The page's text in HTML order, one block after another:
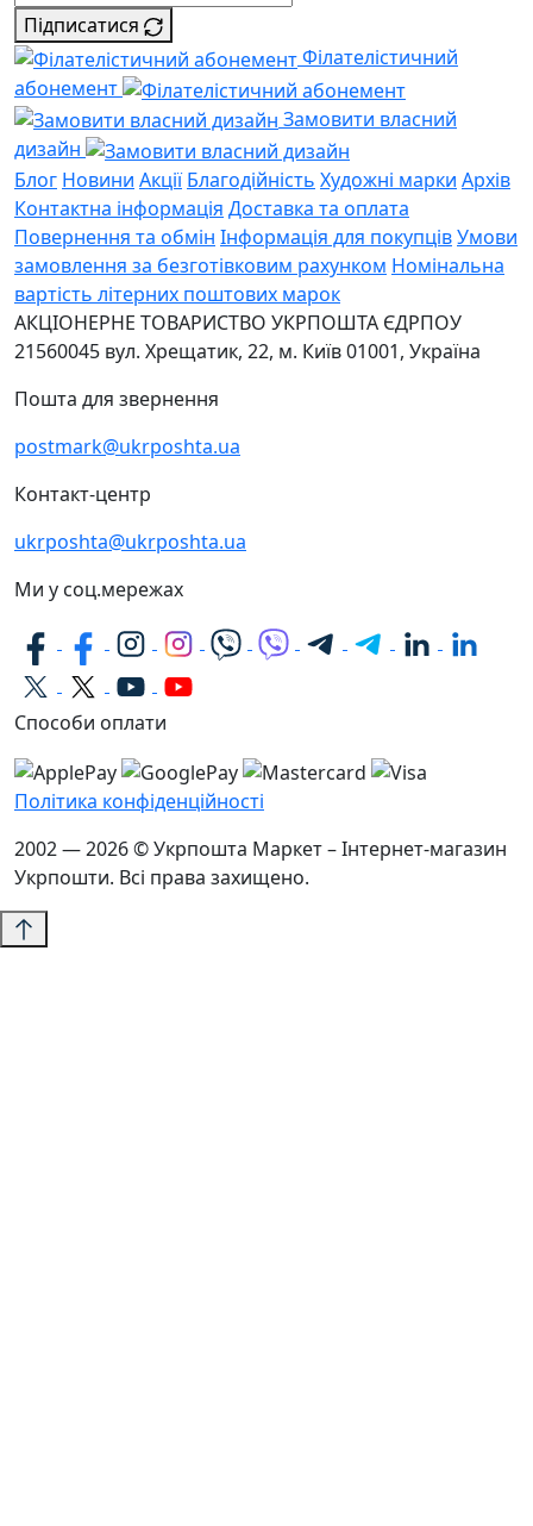
Підписатися
Філателістичний
абонемент
Замовити власний
дизайн
Блог Новини Акції Благодійність Художні марки Архів
Контактна інформація Доставка та оплата
Повернення та обмін Інформація для покупцівУмови
замовлення за безготівковим рахунком Номінальна
вартість літерних поштових марок
АКЦІОНЕРНЕ ТОВАРИСТВО УКРПОШТА ЄДРПОУ
21560045 вул. Хрещатик, 22, м. Київ01001, Україна
Пошта для звернення
postmark@ukrposhta.ua
Контакт-центр
ukrposhta@ukrposhta.ua
Ми у соц.мережах
Способи оплати
Політика конфіденційності
2002 — 2026 © Укрпошта Маркет – Інтернет-магазин
Укрпошти. Всі права захищено.